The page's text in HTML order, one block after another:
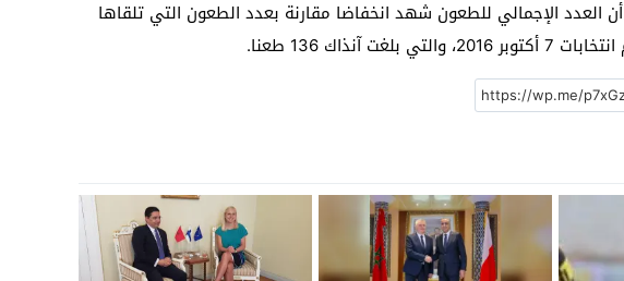
العدد الإجمالي للطعون شهد انخفاضا مقارنة بعدد الطعون التي تلقاها
آنذاك 136 طعنا.